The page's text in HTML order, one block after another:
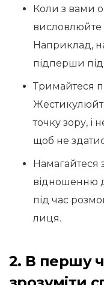
Коли з вами
висловлюйте
Наприклад,
підперши
Тримайтеся
точку зору, і
щоб не
Намагайтеся
відношенню
під час
лиця.
2. В першу